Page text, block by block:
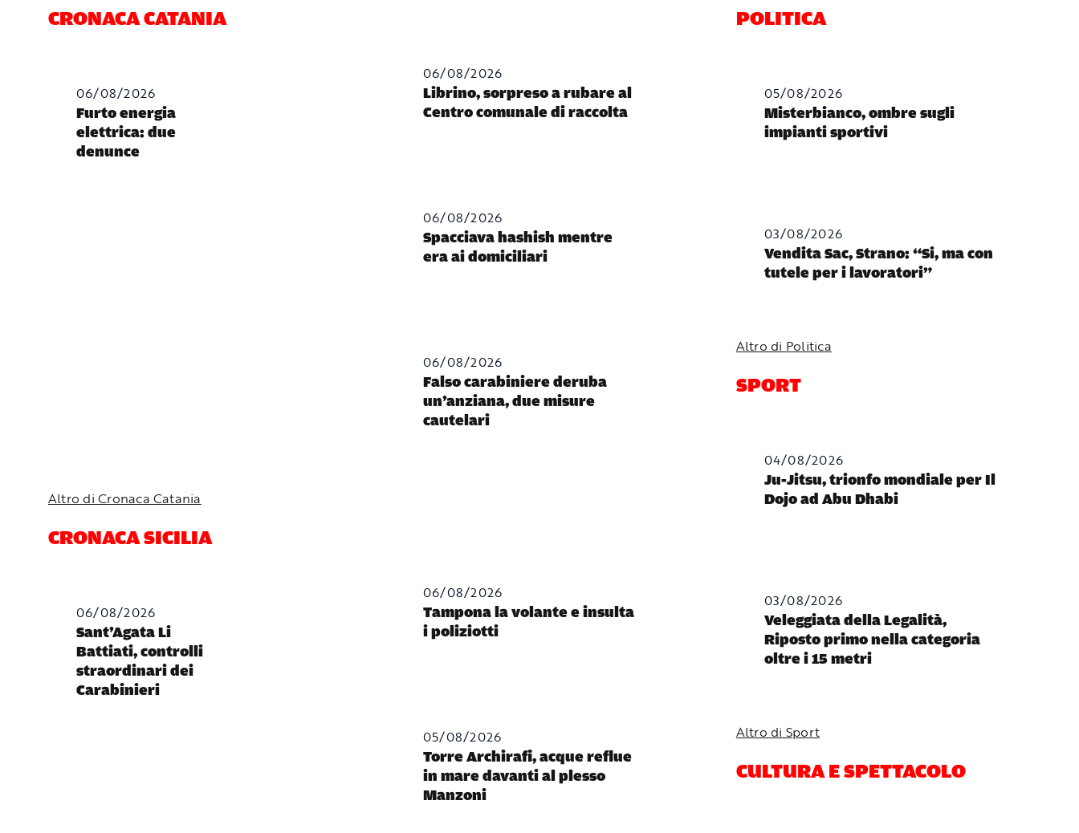
CRONACA CATANIA
06/08/2026
Furto energia
elettrica: due
denunce
06/08/2026
Librino, sorpreso a rubare al
Centro comunale di raccolta
06/08/2026
Spacciava hashish mentre
era ai domiciliari
06/08/2026
Falso carabiniere deruba
un’anziana, due misure
cautelari
Altro di Cronaca Catania
CRONACA SICILIA
06/08/2026
Sant’Agata Li
Battiati, controlli
straordinari dei
Carabinieri
06/08/2026
Tampona la volante e insulta
i poliziotti
05/08/2026
Torre Archirafi, acque reflue
in mare davanti al plesso
Manzoni
POLITICA
05/08/2026
Misterbianco, ombre sugli
impianti sportivi
03/08/2026
Vendita Sac, Strano: “Si, ma con
tutele per i lavoratori”
Altro di Politica
SPORT
04/08/2026
Ju-Jitsu, trionfo mondiale per Il
Dojo ad Abu Dhabi
03/08/2026
Veleggiata della Legalità,
Riposto primo nella categoria
oltre i 15 metri
Altro di Sport
CULTURA E SPETTACOLO